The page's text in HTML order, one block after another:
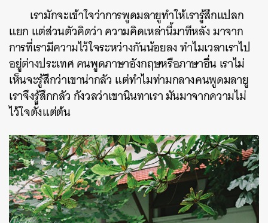
เรามักจะเข้าใจว่าการพูดมลายูทำให้เรารู้สึกแปลก
แยก แต่ส่วนตัวคิดว่า ความคิดเหล่านี้มาทีหลัง มาจาก
การที่เรามีความไว้ใจระหว่างกันน้อยลง ทำไมเวลาเราไป
อยู่ต่างประเทศ คนพูดภาษาอังกฤษหรือภาษาอื่น เราไม่
เห็นจะรู้สึกว่าเขาน่ากลัว แต่ทำไมท่ามกลางคนพูดมลายู
เราจึงรู้สึกกลัว กังวลว่าเขานินทาเรา มันมาจากความไม่
ไว้ใจตั้งแต่ต้น